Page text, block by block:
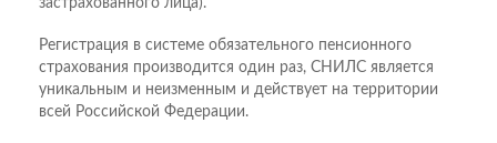
застрахованного лица).
Регистрация в системе обязательного пенсионного
страхования производится один раз, СНИЛС является
уникальным и неизменным и действует на территории
всей Российской Федерации.